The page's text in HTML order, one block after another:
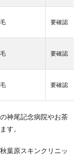
要確認
要確認
要確認
神尾記念病院やお茶
す。
葉原スキンクリニッ